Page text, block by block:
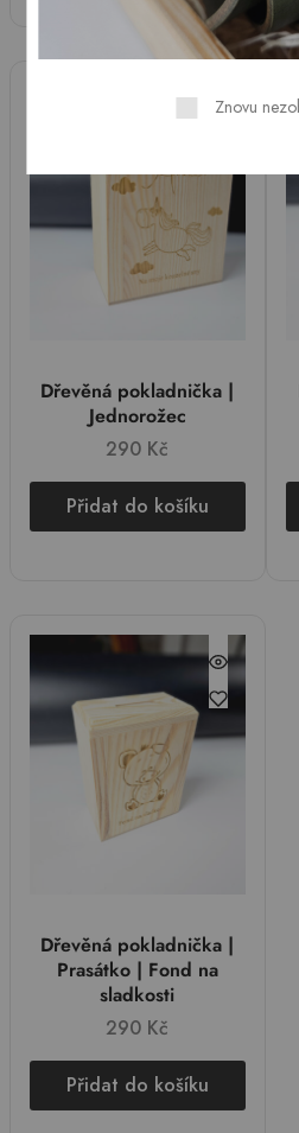
Dřevěná pokladnička |
Jednorožec
290 Kč
Přidat do košíku
Dřevěná pokladnička |
Prasátko | Fond na
sladkosti
290 Kč
Přidat do košíku
Znovu